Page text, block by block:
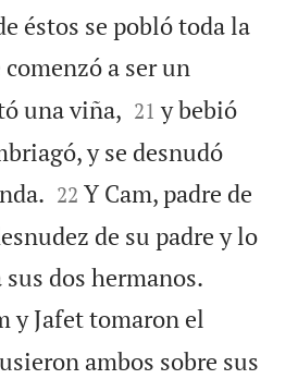
éstos se pobló toda la
comenzó a ser un
una viña, 

21 y bebió
y se desnudó


22 Y Cam, padre de
de su padre y lo
dos hermanos.
y Jafet tomaron el
ambos sobre sus